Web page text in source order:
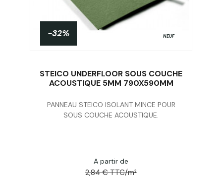
Acheter
-32% NEUF
STEICO UNDERFLOOR SOUS COUCHE
ACOUSTIQUE 5MM 790X590MM
PANNEAU STEICO ISOLANT MINCE POUR
SOUS COUCHE ACOUSTIQUE.
A partir de
2,84 € TTC/m²